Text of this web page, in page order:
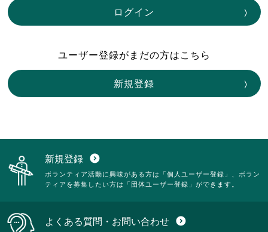
ログイン
ユーザー登録がまだの方はこちら
新規登録
新規登録 expand_circle_down
ボランティア活動に興味がある方は「個人ユーザー登録」、ボラン
ティアを募集したい方は「団体ユーザー登録」ができます。
よくある質問・お問い合わせ expand_circle_down